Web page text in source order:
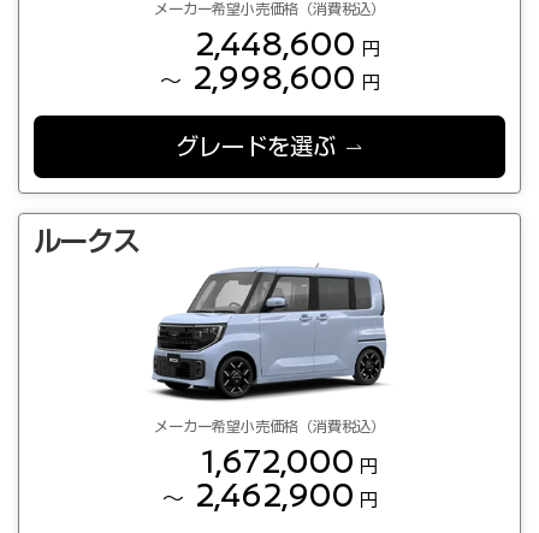
メーカー希望小売価格（消費税込）
2,448,600 円
～ 2,998,600 円
グレードを選ぶ
ルークス
メーカー希望小売価格（消費税込）
1,672,000 円
～ 2,462,900 円